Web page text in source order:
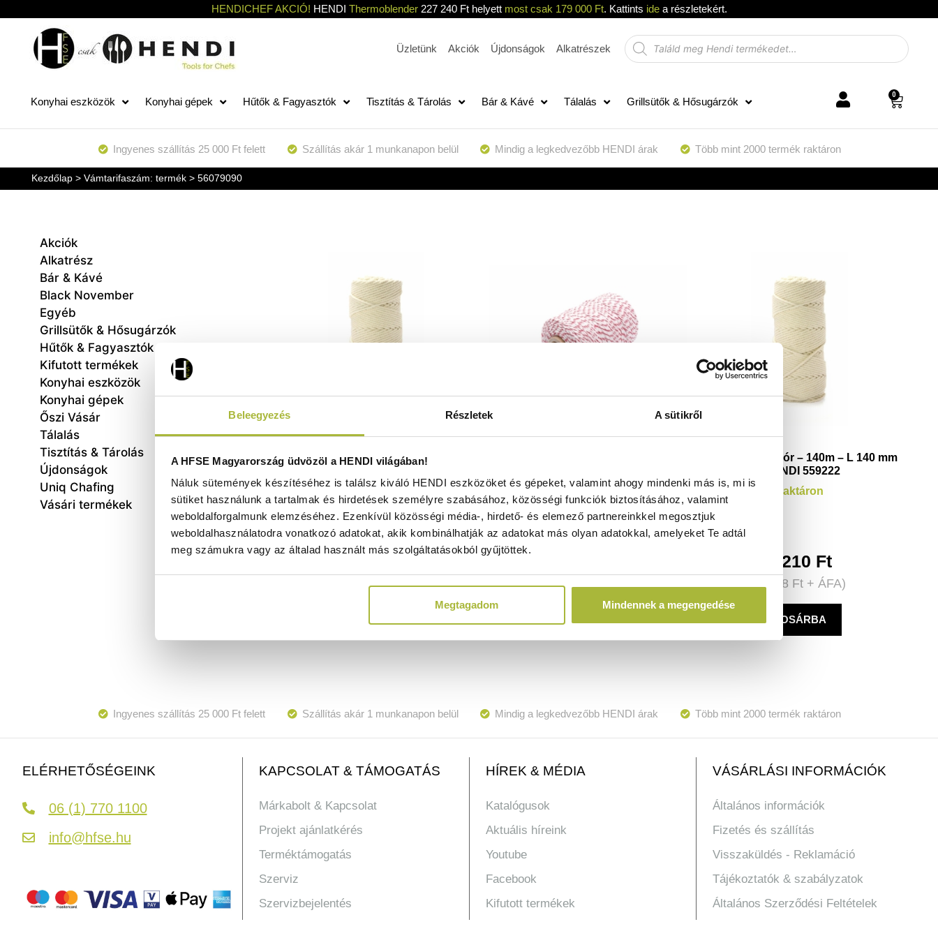
Beleegyezés Részletek A sütikről
A HFSE Magyarország üdvözöl a HENDI világában!
Náluk sütemények készítéséhez is találsz kiváló HENDI eszközöket és gépeket, valamint ahogy mindenki más is, mi is
sütiket használunk a tartalmak és hirdetések személyre szabásához, közösségi funkciók biztosításához, valamint
weboldalforgalmunk elemzéséhez. Ezenkívül közösségi média-, hirdető- és elemező partnereinkkel megosztjuk
weboldalhasználatodra vonatkozó adatokat, akik kombinálhatják az adatokat más olyan adatokkal, amelyeket Te adtál
meg számukra vagy az általad használt más szolgáltatásokból gyűjtöttek.
Megtagadom Mindennek a megengedése
HENDICHEF AKCIÓ! HENDI Thermoblender227 240 Ft helyett most csak 179 000 Ft. Kattints idea részletekért.
Üzletünk Akciók Újdonságok Alkatrészek
Konyhai eszközök Konyhai gépek Hűtők & Fagyasztók Tisztítás & Tárolás Bár & Kávé Tálalás Grillsütők & Hősugárzók
0
Ingyenes szállítás 25 000 Ft felett Szállítás akár 1 munkanapon belül Mindig a legkedvezőbb HENDI árak Több mint 2000 termék raktáron
Kezdőlap> Vámtarifaszám: termék > 56079090
Akciók
Alkatrész
Bár & Kávé
Black November
Egyéb
Grillsütők & Hősugárzók
Hűtők & Fagyasztók
Kifutott termékek
Konyhai eszközök
Konyhai gépek
Őszi Vásár
Tálalás
Tisztítás & Tárolás
Újdonságok
Uniq Chafing
Vásári termékek
Húskötöző zsinór – Fehér – L 70 m -
HENDI 559208
1.299Ft+ ÁFA)
Raktáron
(1.961Ft+ ÁFA)
Húskötöző zsinór – 140m – L 140 mm
- HENDI 559222
Raktáron
3.210 Ft
(2.528 Ft+ ÁFA)
KOSÁRBA
Ingyenes szállítás 25 000 Ft felett Szállítás akár 1 munkanapon belül Mindig a legkedvezőbb HENDI árak Több mint 2000 termék raktáron
ELÉRHETŐSÉGEINK
06 (1) 770 1100
info@hfse.hu
KAPCSOLAT & TÁMOGATÁS
Márkabolt & Kapcsolat
Projekt ajánlatkérés
Terméktámogatás
Szerviz
Szervizbejelentés
HÍREK & MÉDIA
Katalógusok
Aktuális híreink
Youtube
Facebook
Kifutott termékek
VÁSÁRLÁSI INFORMÁCIÓK
Általános információk
Fizetés és szállítás
Visszaküldés - Reklamáció
Tájékoztatók & szabályzatok
Általános Szerződési Feltételek